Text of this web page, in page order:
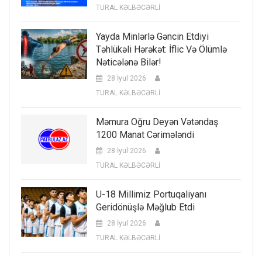
TURAL KƏLBƏCƏRLİ
Yayda Minlərlə Gəncin Etdiyi
Təhlükəli Hərəkət: İflic Və Ölümlə
Nəticələnə Bilər!
28 İyul 2026
TURAL KƏLBƏCƏRLİ
Məmura Oğru Deyən Vətəndaş
1200 Manat Cərimələndi
28 İyul 2026
TURAL KƏLBƏCƏRLİ
U-18 Millimiz Portuqaliyanı
Geridönüşlə Məğlub Etdi
28 İyul 2026
TURAL KƏLBƏCƏRLİ